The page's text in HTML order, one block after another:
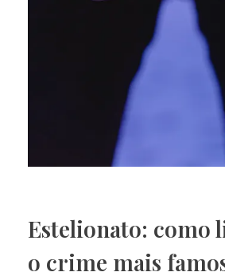
Estelionato: como
o crime mais